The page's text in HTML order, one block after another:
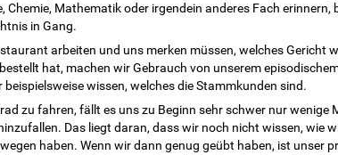
Chemie, Mathematik oder irgendein anderes Fach erinnern,
in Gang.
arbeiten und uns merken müssen, welches Gericht
hat, machen wir Gebrauch von unserem
beispielsweise wissen, welches die Stammkunden sind.
zu fahren, fällt es uns zu Beginn sehr schwer nur wenige
Das liegt daran, dass wir noch nicht wissen, wie
haben. Wenn wir dann genug geübt haben, ist unser